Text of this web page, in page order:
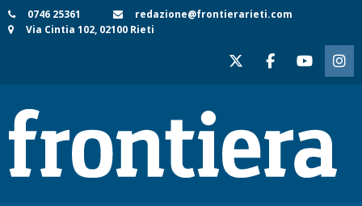
Skip
to
0746 25361
redazione@frontierarieti.com
Via Cintia 102, 02100 Rieti